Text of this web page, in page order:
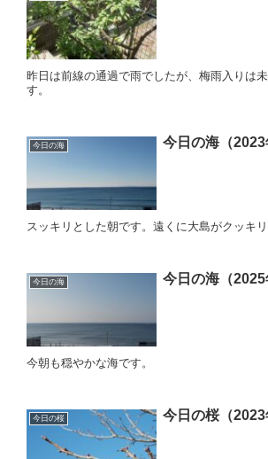
昨日は前線の通過で雨でしたが、梅雨入りは
す。
今日の海 今日の海（
スッキリとした朝です。遠くに大島がクッキリ
今日の海 今日の海（2025
今朝も穏やかな海です。
今日の桜 今日の桜（2023